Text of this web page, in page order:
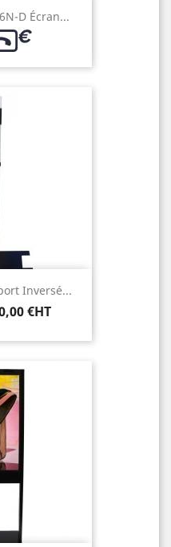
D Écran...
Inversé...
€HT